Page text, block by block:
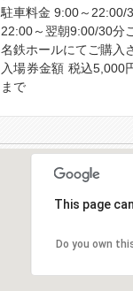
駐車料金 9:00～22:00/
22:00～翌朝9:00/30分
名鉄ホールにてご購入
入場券金額 税込5,000
まで
This page
Do you own